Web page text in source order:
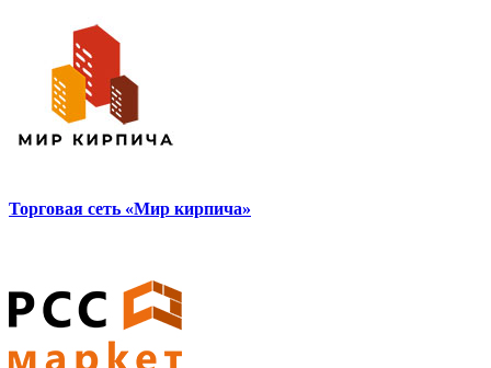
Торговая сеть «Мир кирпича»